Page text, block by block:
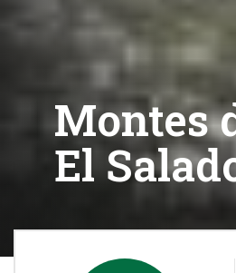
Montes
El